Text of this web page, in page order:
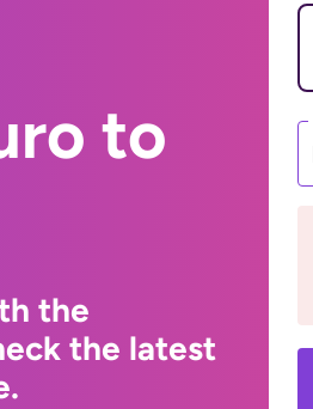
to
the
the latest